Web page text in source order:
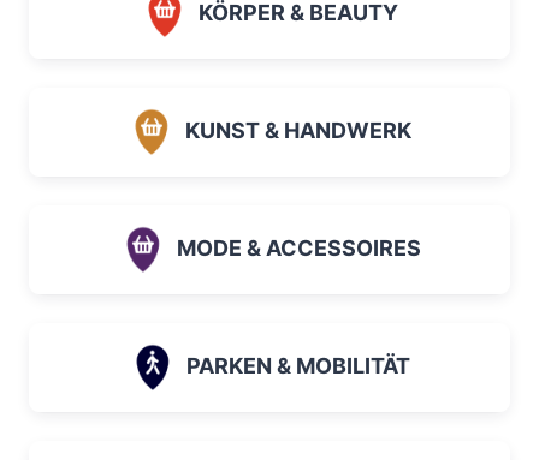
KÖRPER & BEAUTY
KUNST & HANDWERK
MODE & ACCESSOIRES
PARKEN & MOBILITÄT